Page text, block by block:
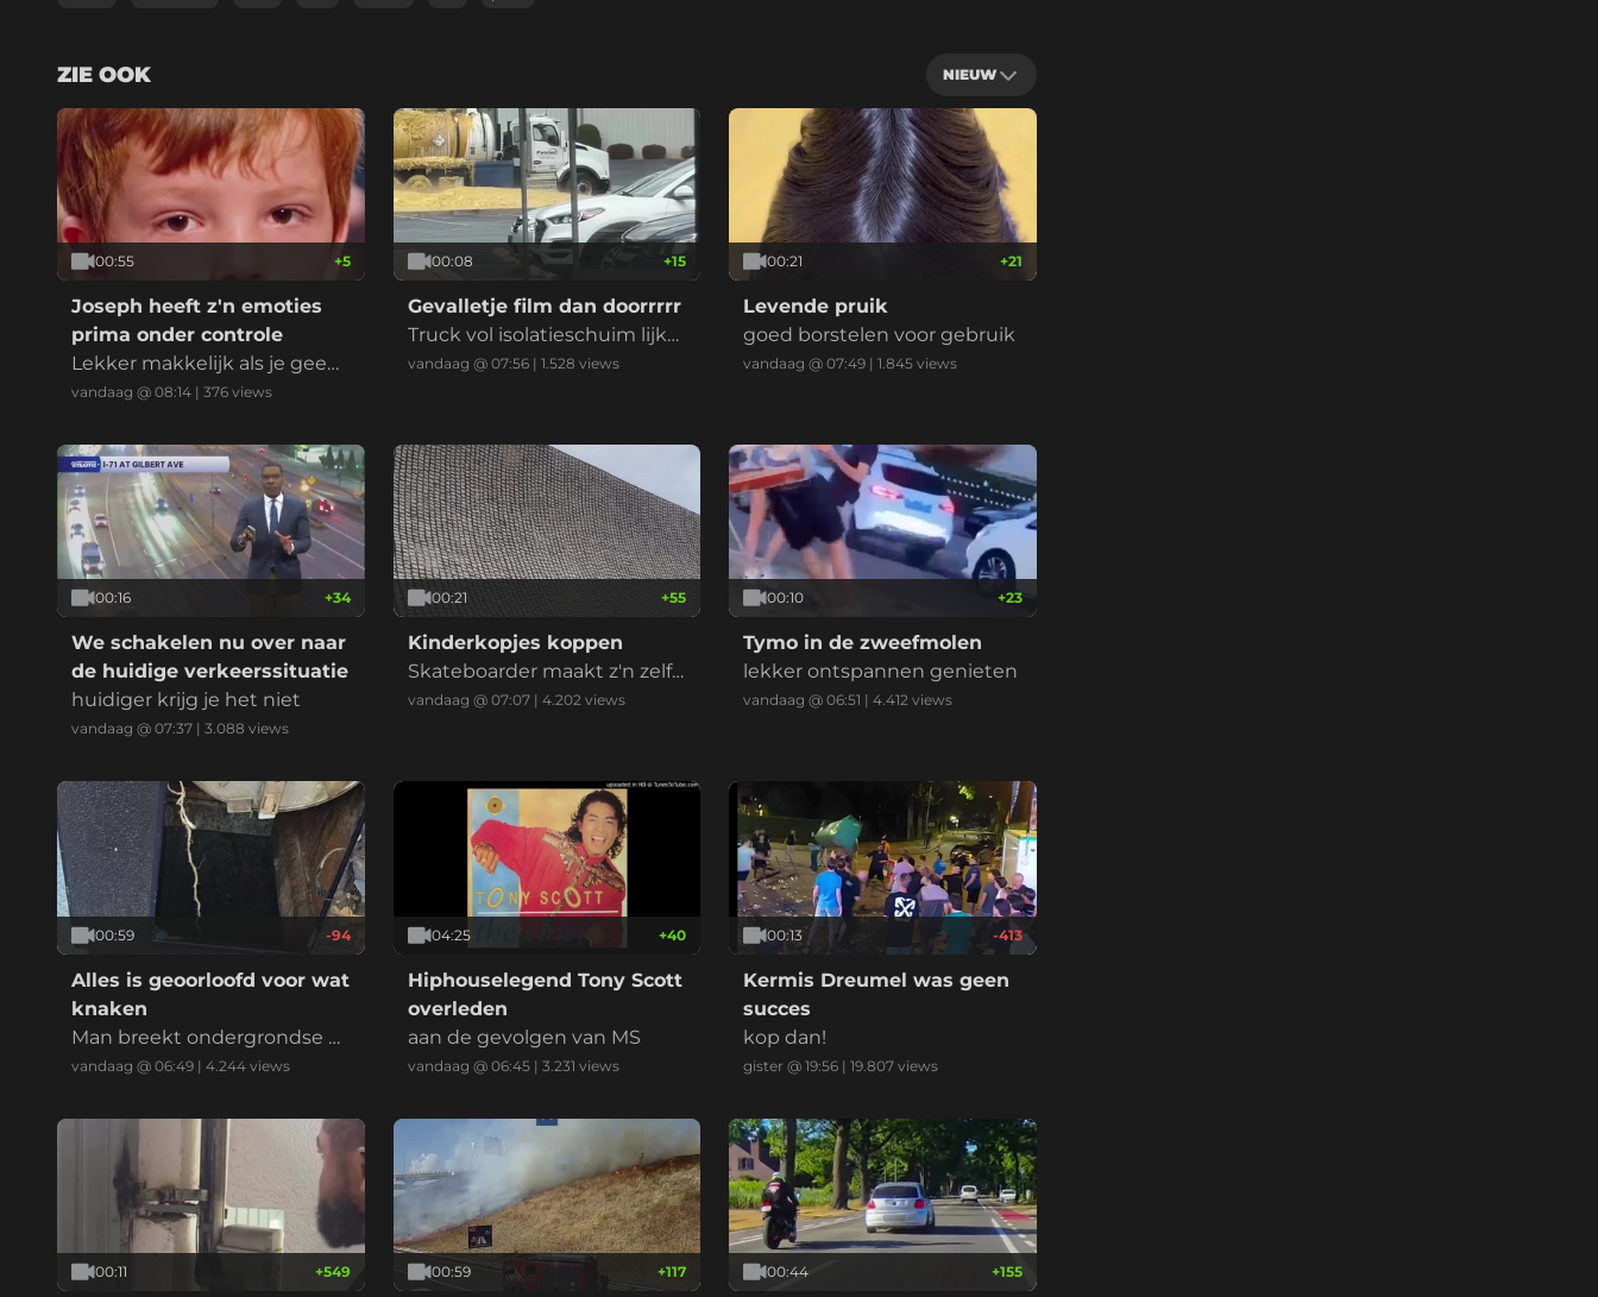
ZIE OOK NIEUW
00:55 +5
Joseph heeft z'n emoties
prima onder controle
Lekker makkelijk als je geen
ziel hebt natuurlijk
vandaag @ 08:14 | 376 views
00:08 +15
Gevalletje film dan doorrrrr
Truck vol isolatieschuim lijkt l
ek, maar we weten het niet
vandaag @ 07:56| 1.528 views
00:21 +21
Levende pruik
goed borstelen voor gebruik
vandaag @ 07:49 |1.845 views
00:16 +34
We schakelen nu over naar
de huidige verkeerssituatie
huidiger krijg je het niet
vandaag @ 07:37 | 3.088 views
00:21 +55
Kinderkopjes koppen
Skateboarder maakt z'n zelfh
ype niet helemaal waar.
vandaag @ 07:07| 4.202views
00:10 +23
Tymo in de zweefmolen
lekker ontspannen genieten
vandaag @ 06:51 |4.412 views
00:59 -94
Alles is geoorloofd voor wat
knaken
Man breekt ondergrondse c
ontainer open en klimt er in
vandaag @ 06:49 | 4.244 views
04:25 +40
Hiphouselegend Tony Scott
overleden
aan de gevolgen van MS
vandaag @ 06:45| 3.231 views
00:13 -413
Kermis Dreumel was geen
succes
kop dan!
gister @ 19:56 |19.807 views
00:11 +549 00:59 +117 00:44 +155